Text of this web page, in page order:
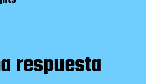
respuesta